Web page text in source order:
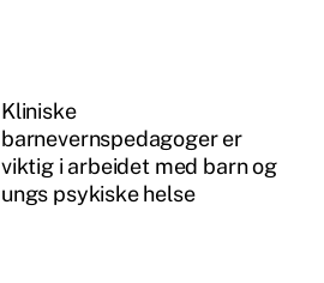
Kliniske
barnevernspedagoger er
viktig i arbeidet med barn og
ungs psykiske helse